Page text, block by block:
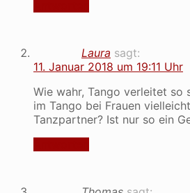
Laura sagt:
11. Januar 2018 um 19:11 Uhr
Wie wahr, Tango verleitet so
im Tango bei Frauen
Tanzpartner? Ist nur so ein